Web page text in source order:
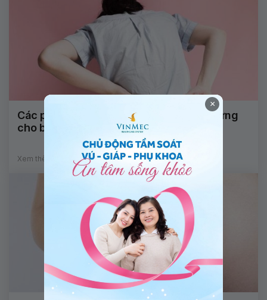
Các phương pháp “giải thoát” cơn đau lưng
cho bà mẹ sau sinh
Xem thêm
×